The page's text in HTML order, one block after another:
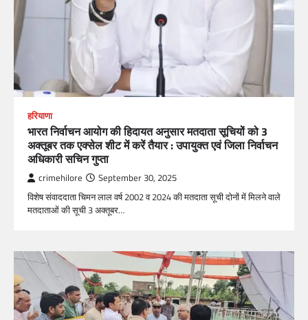
हरियाणा
भारत निर्वाचन आयोग की हिदायत अनुसार मतदाता सूचियों को 3
अक्तूबर तक एक्सेल शीट में करें तैयार : उपायुक्त एवं जिला निर्वाचन
अधिकारी सचिन गुप्ता
crimehilore September 30, 2025
विशेष संवाददाता चिमन लाल वर्ष 2002 व 2024 की मतदाता सूची दोनों में मिलने वाले
मतदाताओं की सूची 3 अक्तूबर…